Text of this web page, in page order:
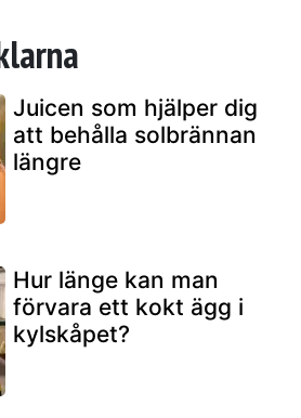
Juicen som hjälper dig
att behålla solbrännan
längre
Hur länge kan man
förvara ett kokt ägg i
kylskåpet?